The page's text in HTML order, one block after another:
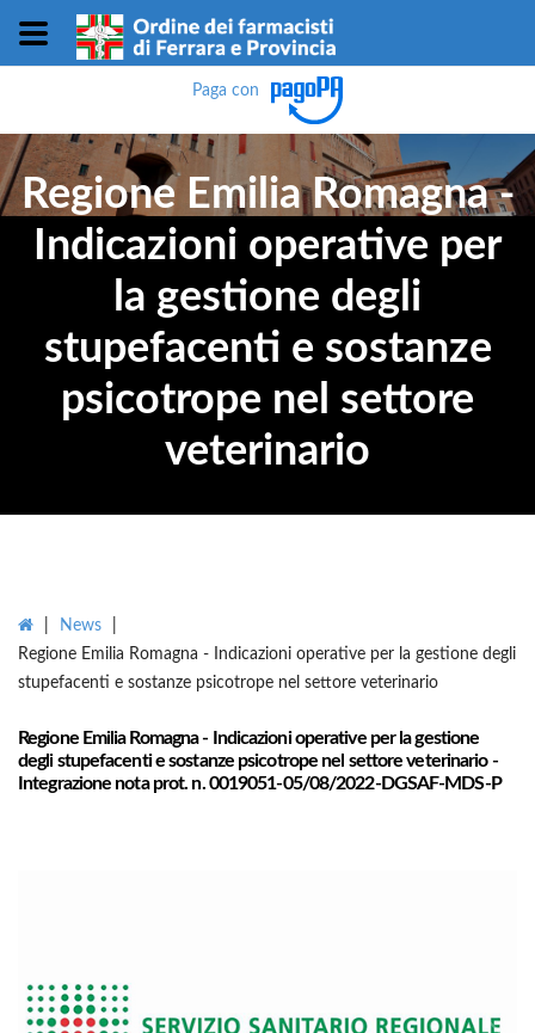
Paga con
Regione Emilia Romagna -
Indicazioni operative per
la gestione degli
stupefacenti e sostanze
psicotrope nel settore
veterinario
News
Regione Emilia Romagna - Indicazioni operative per la gestione degli
stupefacenti e sostanze psicotrope nel settore veterinario
Regione Emilia Romagna - Indicazioni operative per la gestione
degli stupefacenti e sostanze psicotrope nel settore veterinario -
Integrazione nota prot. n. 0019051-05/08/2022-DGSAF-MDS-P